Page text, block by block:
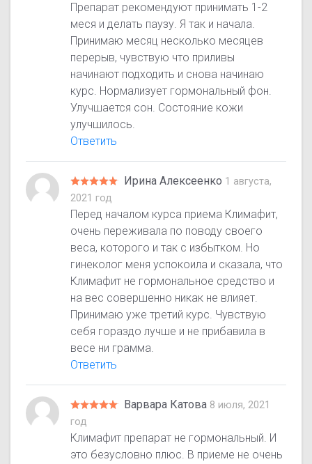
Препарат рекомендуют принимать 1-2
меся и делать паузу. Я так и начала.
Принимаю месяц несколько месяцев
перерыв, чувствую что приливы
начинают подходить и снова начинаю
курс. Нормализует гормональный фон.
Улучшается сон. Состояние кожи
улучшилось.
Ответить
Ирина Алексеенко 1 августа,
2021 год
Перед началом курса приема Климафит,
очень переживала по поводу своего
веса, которого и так с избытком. Но
гинеколог меня успокоила и сказала, что
Климафит не гормональное средство и
на вес совершенно никак не влияет.
Принимаю уже третий курс. Чувствую
себя гораздо лучше и не прибавила в
весе ни грамма.
Ответить
Варвара Катова 8 июля, 2021
год
Климафит препарат не гормональный. И
это безусловно плюс. В приеме не очень